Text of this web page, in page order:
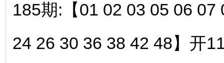
185期:【01 02 03 05 06
24 26 30 36 38 42 48】开